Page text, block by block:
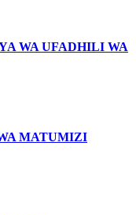
WA UFADHILI WA
MATUMIZI